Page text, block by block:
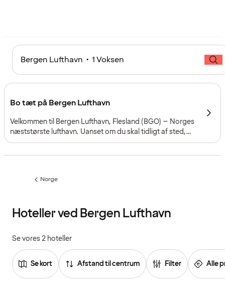
Bergen Lufthavn • 1 Voksen
Bo tæt på Bergen Lufthavn
Velkommen til Bergen Lufthavn, Flesland (BGO) – Norges
næststørste lufthavn. Uanset om du skal tidligt af sted,
ankommer sent, eller blot ønsker et behageligt ophold
Forrige
Norge
Hoteller ved Bergen Lufthavn
Se vores 2 hoteller
Se kort Afstand til centrum Filter Alle